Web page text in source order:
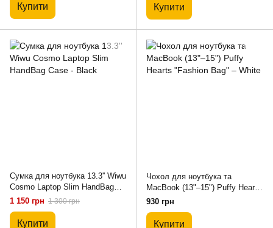
Купити Купити
Сумка для ноутбука 13.3'' Wiwu
Cosmo Laptop Slim HandBag
Case - Black
1 150 грн 1 300 грн
Купити
Чохол для ноутбука та
MacBook (13"–15") Puffy Hearts
"Fashion Bag" – White
930 грн
Купити